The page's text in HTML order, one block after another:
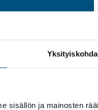
sisällön ja mainosten